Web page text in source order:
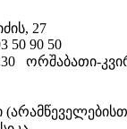
27
50 90 50
ორშაბათი-